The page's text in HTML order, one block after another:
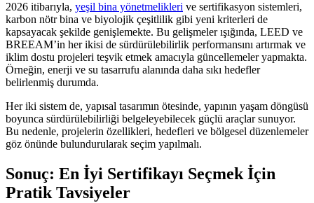
2026 itibarıyla, yeşil bina yönetmelikleri ve sertifikasyon sistemleri,
karbon nötr bina ve biyolojik çeşitlilik gibi yeni kriterleri de
kapsayacak şekilde genişlemekte. Bu gelişmeler ışığında, LEED ve
BREEAM’in her ikisi de sürdürülebilirlik performansını artırmak ve
iklim dostu projeleri teşvik etmek amacıyla güncellemeler yapmakta.
Örneğin, enerji ve su tasarrufu alanında daha sıkı hedefler
belirlenmiş durumda.
Her iki sistem de, yapısal tasarımın ötesinde, yapının yaşam döngüsü
boyunca sürdürülebilirliği belgeleyebilecek güçlü araçlar sunuyor.
Bu nedenle, projelerin özellikleri, hedefleri ve bölgesel düzenlemeler
göz önünde bulundurularak seçim yapılmalı.
Sonuç: En İyi Sertifikayı Seçmek İçin
Pratik Tavsiyeler